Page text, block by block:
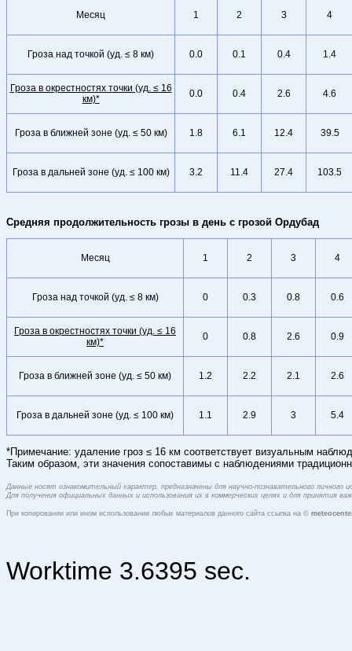
Месяц 1 2 3 4
Гроза над точкой (уд. ≤ 8 км) 0.0 0.1 0.4 1.4
Гроза в окрестностях точки (уд. ≤ 16
км)*
0.0 0.4 2.6 4.6
Гроза в ближней зоне (уд. ≤ 50 км) 1.8 6.1 12.4 39.5
Гроза в дальней зоне (уд. ≤ 100 км) 3.2 11.4 27.4 103.5
Средняя продолжительность грозы в день с грозой Ордубад
Месяц 1 2 3 4
Гроза над точкой (уд. ≤ 8 км) 0 0.3 0.8 0.6
Гроза в окрестностях точки (уд. ≤ 16
км)*
0 0.8 2.6 0.9
Гроза в ближней зоне (уд. ≤ 50 км) 1.2 2.2 2.1 2.6
Гроза в дальней зоне (уд. ≤ 100 км) 1.1 2.9 3 5.4
*Примечание: удаление гроз ≤ 16 км соответствует визуальным
Таким образом, эти значения сопоставимы с наблюдениями
Данные носят ознакомительный характер, предназначены для научно-познавательного личного
Для получения официальных данных и использования их в коммерческих целях и для
При копировании или ином использовании любых материалов данного сайта ссылка на ©
Worktime 3.6395 sec.